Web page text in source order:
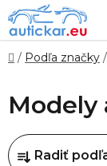
Prejsť
na
obsah
Domov
/ Podľa značky /
Modely
R
Radiť